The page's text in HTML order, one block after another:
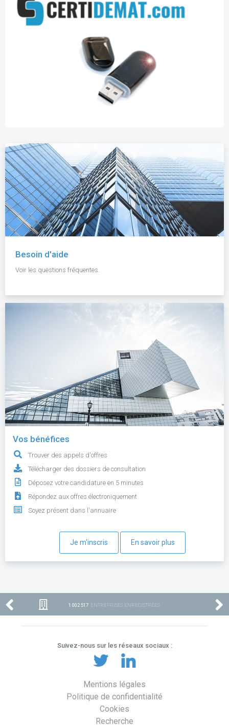
Besoin d'aide
Voir les questions fréquentes.
Vos bénéfices
Trouver des appels d'offres
Télécharger des dossiers de consultation
Déposez votre candidature en 5 minutes
Répondez aux offres électroniquement
Soyez présent dans l'annuaire
Je m'inscris En savoir plus
1 002 517 ENTREPRISES ENREGISTRÉES
Suivez-nous sur les réseaux sociaux :
Mentions légales
Politique de confidentialité
Cookies
Recherche